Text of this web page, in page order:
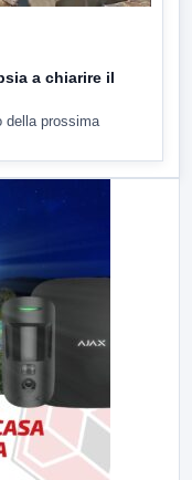
a chiarire il
della prossima